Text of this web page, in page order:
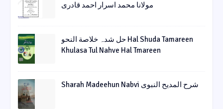
مولانا محمد اسرار احمد قادری
حل شدہ خلاصة النحو Hal Shuda Tamareen
Khulasa Tul Nahve Hal Tmareen
Sharah Madeehun Nabvi شرح المدیح النبوی